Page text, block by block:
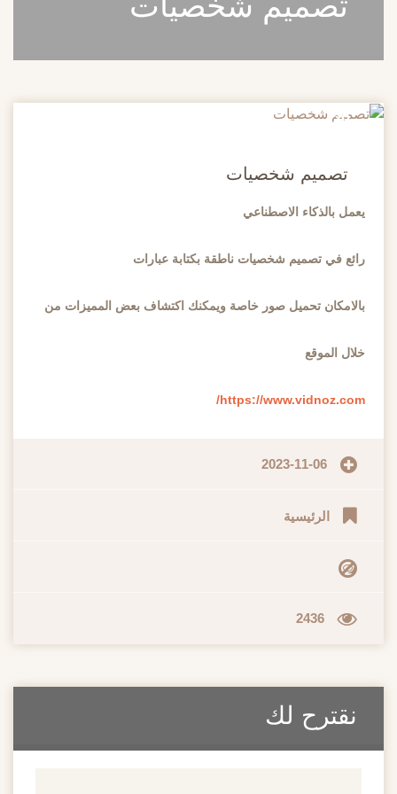
20
تصميم شخصيات
يعمل بالذكاء الاصطناعي
رائع في تصميم شخصيات ناطقة بكتابة عبارات
بالامكان تحميل صور خاصة ويمكنك اكتشاف بعض المميزات من
خلال الموقع
https://www.vidnoz.com/
2023-11-06
الرئيسية
2436
نقترح لك